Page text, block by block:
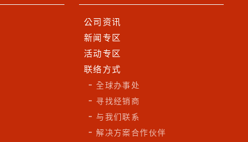
公司资讯
新闻专区
活动专区
联络方式
全球办事处
寻找经销商
与我们联系
解决方案合作伙伴